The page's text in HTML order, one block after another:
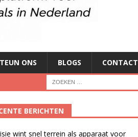
ONS BLOGS CONTACT
BERICHTEN
wint snel terrein als apparaat voor